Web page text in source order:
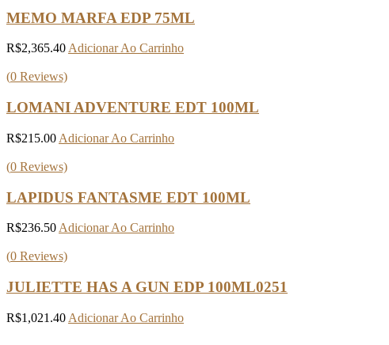
MEMO MARFA EDP 75ML
R$2,365.40 Adicionar Ao Carrinho
(0 Reviews)
LOMANI ADVENTURE EDT 100ML
R$215.00 Adicionar Ao Carrinho
(0 Reviews)
LAPIDUS FANTASME EDT 100ML
R$236.50 Adicionar Ao Carrinho
(0 Reviews)
JULIETTE HAS A GUN EDP 100ML0251
R$1,021.40 Adicionar Ao Carrinho